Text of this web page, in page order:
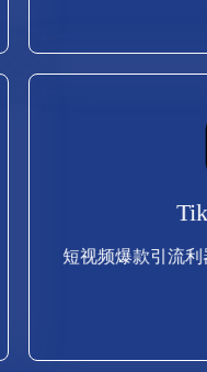
短视频爆款引流利
短视频爆款引流